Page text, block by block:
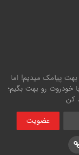
پیامک میدیم! اما
خودروت رو بهت بگیم؛
کن
عضویت
در نشان
لوکیشن در بلد